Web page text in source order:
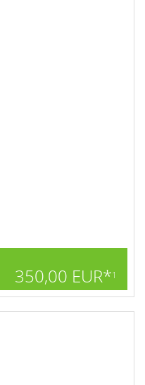
350,00 EUR*1